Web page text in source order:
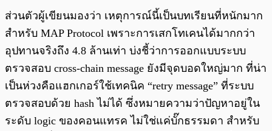
ส่วนตัวผู้เขียนมองว่า เหตุการณ์นี้เป็นบทเรียนที่หนักมาก
สำหรับ MAP Protocol เพราะการเสกโทเคนได้มากกว่า
อุปทานจริงถึง 4.8 ล้านเท่า บ่งชี้ว่าการออกแบบระบบ
ตรวจสอบ cross-chain message ยังมีจุดบอดใหญ่มาก ที่น่า
เป็นห่วงคือแฮกเกอร์ใช้เทคนิค “retry message” ที่ระบบ
ตรวจสอบด้วย hash ไม่ได้ ซึ่งหมายความว่าปัญหาอยู่ใน
ระดับ logic ของคอนแทรค ไม่ใช่แค่บั๊กธรรมดา สำหรับ